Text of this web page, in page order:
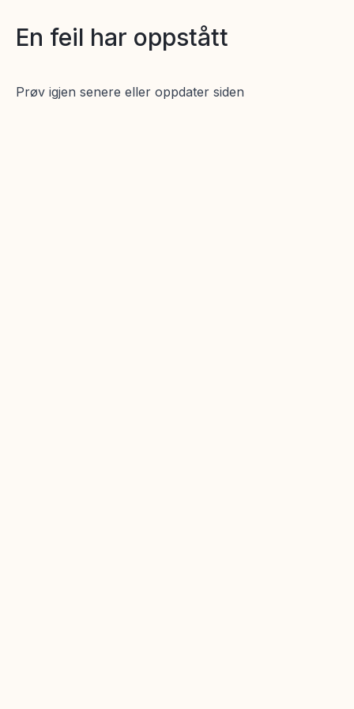
En feil har oppstått
Prøv igjen senere eller oppdater siden